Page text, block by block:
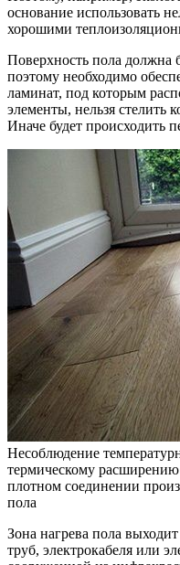
основание использовать
хорошими
Поверхность пола должна
поэтому необходимо
ламинат, под которым
элементы, нельзя стелить
Иначе будет происходить
Несоблюдение
термическому
плотном соединении
пола
Зона нагрева пола
труб, электрокабеля или